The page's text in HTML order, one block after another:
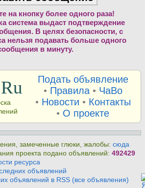
на кнопку более одного раза!
система выдаст подтверждение
В целях безопасности, с
нельзя подавать больше одного
в минуту.
Подать объявление
• Правила• ЧаВо
• Новости • Контакты
• О проекте
замеченные глюки, жалобы:сюда
проекта подано объявлений:492429
ресурса
объявлений
объявлений в RSS (все объявления)